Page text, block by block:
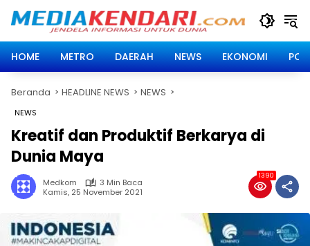
HOME
METRO DAERAH NEWS EKONOMI
Beranda HEADLINE NEWS NEWS
NEWS
Kreatif dan Produktif Berkarya di
Dunia Maya
Medkom
3 Min Baca
Kamis, 25 November 2021
1390